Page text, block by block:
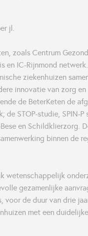
jl.
zoals Centrum Gezond
en IC-Rijnmond
ziekenhuizen
innovatie van zorg en
de BeterKeten de
STOP-studie, SPIN-P
en Schildklierzorg.
binnen de
wetenschappelijk
gezamenlijke
voor de duur van drie
met een duidelijke